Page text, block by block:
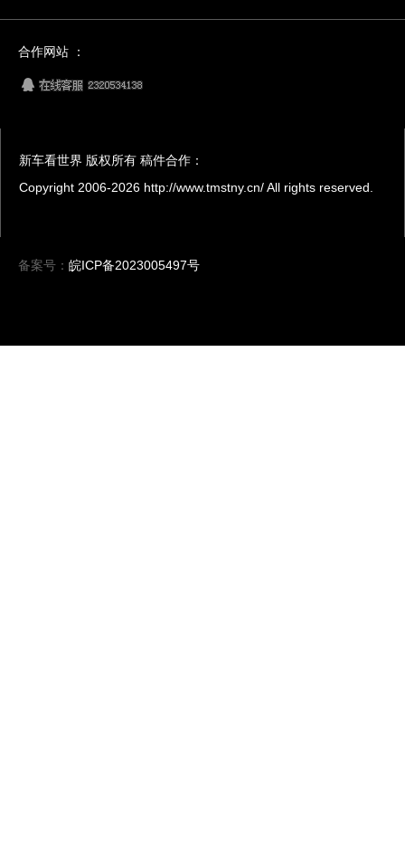
合作网站 ：
新车看世界 版权所有 稿件合作：
Copyright 2006-2026 http://www.tmstny.cn/ All rights reserved.
备案号： 皖ICP备2023005497号